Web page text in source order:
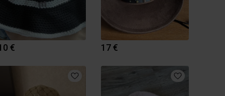
€ 17 €